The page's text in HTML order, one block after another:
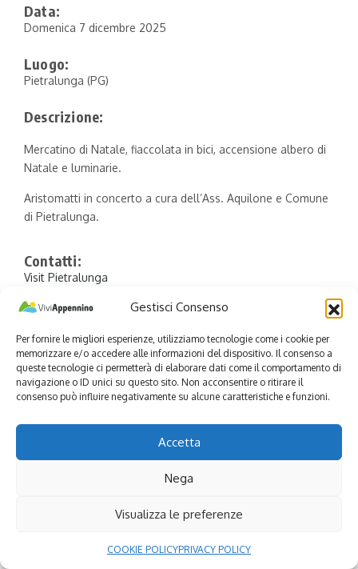
Gestisci Consenso
Per fornire le migliori esperienze, utilizziamo tecnologie come i cookie per
memorizzare e/o accedere alle informazioni del dispositivo. Il consenso a
queste tecnologie ci permetterà di elaborare dati come il comportamento di
navigazione o ID unici su questo sito. Non acconsentire o ritirare il
consenso può influire negativamente su alcune caratteristiche e funzioni.
Accetta
Nega
Visualizza le preferenze
COOKIE POLICYPRIVACY POLICY
Data:
Domenica 7 dicembre 2025
Luogo:
Pietralunga (PG)
Descrizione:
Mercatino di Natale, fiaccolata in bici, accensione albero di
Natale e luminarie.
Aristomatti in concerto a cura dell’Ass. Aquilone e Comune
di Pietralunga.
Contatti:
Visit Pietralunga